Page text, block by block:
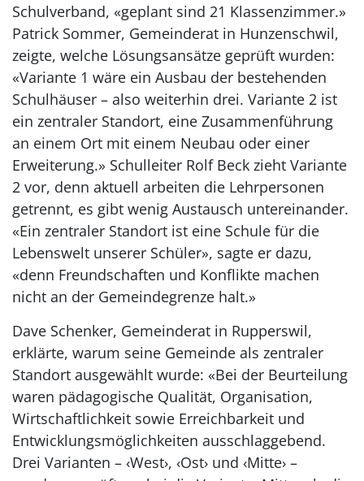
Schulverband, «geplant sind 21 Klassenzimmer.»
Patrick Sommer, Gemeinderat in Hunzenschwil,
zeigte, welche Lösungsansätze geprüft wurden:
«Variante 1 wäre ein Ausbau der bestehenden
Schulhäuser – also weiterhin drei. Variante 2 ist
ein zentraler Standort, eine Zusammenführung
an einem Ort mit einem Neubau oder einer
Erweiterung.» Schulleiter Rolf Beck zieht Variante
2 vor, denn aktuell arbeiten die Lehrpersonen
getrennt, es gibt wenig Austausch untereinander.
«Ein zentraler Standort ist eine Schule für die
Lebenswelt unserer Schüler», sagte er dazu,
«denn Freundschaften und Konflikte machen
nicht an der Gemeindegrenze halt.»
Dave Schenker, Gemeinderat in Rupperswil,
erklärte, warum seine Gemeinde als zentraler
Standort ausgewählt wurde: «Bei der Beurteilung
waren pädagogische Qualität, Organisation,
Wirtschaftlichkeit sowie Erreichbarkeit und
Entwicklungsmöglichkeiten ausschlaggebend.
Drei Varianten – ‹West›, ‹Ost› und ‹Mitte› –